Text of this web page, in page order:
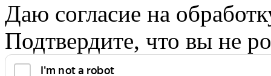
Даю согласие на
Подтвердите, что вы не